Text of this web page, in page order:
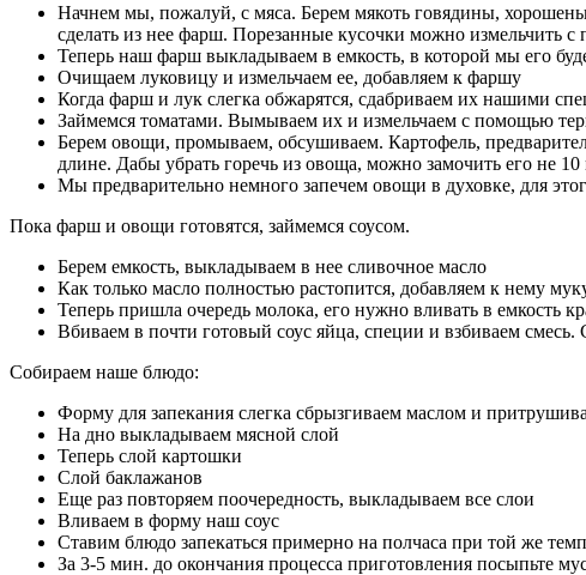
Начнем мы, пожалуй, с мяса. Берем мякоть говядины,
сделать из нее фарш. Порезанные кусочки можно измельчить
Теперь наш фарш выкладываем в емкость, в которой мы его
Очищаем луковицу и измельчаем ее, добавляем к фаршу
Когда фарш и лук слегка обжарятся, сдабриваем их нашими
Займемся томатами. Вымываем их и измельчаем с помощью
Берем овощи, промываем, обсушиваем. Картофель,
длине. Дабы убрать горечь из овоща, можно замочить его не
Мы предварительно немного запечем овощи в духовке, для
Пока фарш и овощи готовятся, займемся соусом.
Берем емкость, выкладываем в нее сливочное масло
Как только масло полностью растопится, добавляем к нему
Теперь пришла очередь молока, его нужно вливать в емкость
Вбиваем в почти готовый соус яйца, специи и взбиваем смесь.
Собираем наше блюдо:
Форму для запекания слегка сбрызгиваем маслом и
На дно выкладываем мясной слой
Теперь слой картошки
Слой баклажанов
Еще раз повторяем поочередность, выкладываем все слои
Вливаем в форму наш соус
Ставим блюдо запекаться примерно на полчаса при той же
За 3-5 мин. до окончания процесса приготовления посыпьте